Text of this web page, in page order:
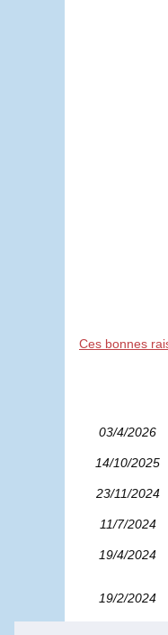
Ces bonnes
03/4/2026
14/10/2025
23/11/2024
11/7/2024
19/4/2024
19/2/2024